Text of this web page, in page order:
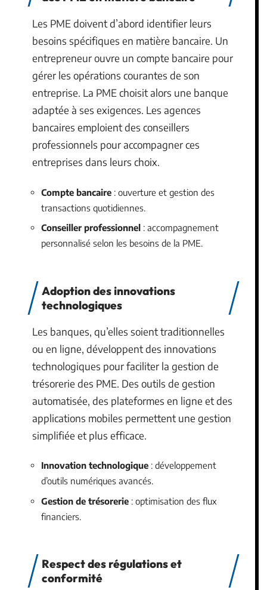
Les PME doivent d’abord identifier leurs
besoins spécifiques en matière bancaire. Un
entrepreneur ouvre un compte bancaire pour
gérer les opérations courantes de son
entreprise. La PME choisit alors une banque
adaptée à ses exigences. Les agences
bancaires emploient des conseillers
professionnels pour accompagner ces
entreprises dans leurs choix.
Compte bancaire : ouverture et gestion des
transactions quotidiennes.
Conseiller professionnel : accompagnement
personnalisé selon les besoins de la PME.
Adoption des innovations
technologiques
Les banques, qu’elles soient traditionnelles
ou en ligne, développent des innovations
technologiques pour faciliter la gestion de
trésorerie des PME. Des outils de gestion
automatisée, des plateformes en ligne et des
applications mobiles permettent une gestion
simplifiée et plus efficace.
Innovation technologique : développement
d’outils numériques avancés.
Gestion de trésorerie : optimisation des flux
financiers.
Respect des régulations et
conformité